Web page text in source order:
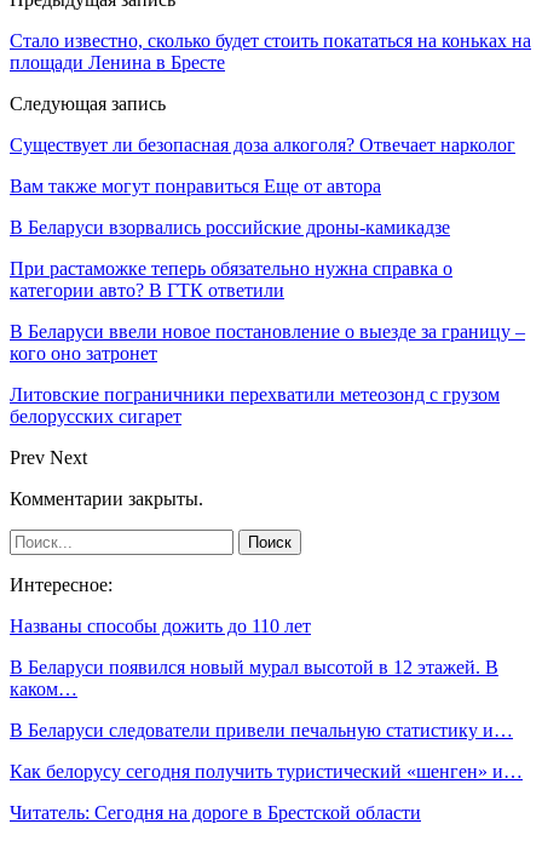
Стало известно, сколько будет стоить покататься на коньках на
площади Ленина в Бресте
Следующая запись
Существует ли безопасная доза алкоголя? Отвечает нарколог
Вам также могут понравиться Еще от автора
В Беларуси взорвались российские дроны-камикадзе
При растаможке теперь обязательно нужна справка о
категории авто? В ГТК ответили
В Беларуси ввели новое постановление о выезде за границу –
кого оно затронет
Литовские пограничники перехватили метеозонд с грузом
белорусских сигарет
Prev Next
Комментарии закрыты.
Интересное:
Названы способы дожить до 110 лет
В Беларуси появился новый мурал высотой в 12 этажей. В
каком…
В Беларуси следователи привели печальную статистику и…
Как белорусу сегодня получить туристический «шенген» и…
Читатель: Сегодня на дороге в Брестской области